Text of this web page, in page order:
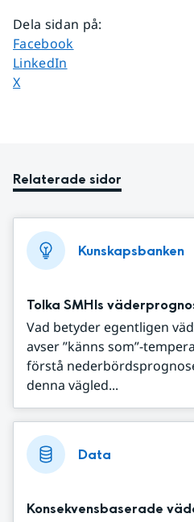
Dela sidan på:
Dela sidan på
Facebook
Dela sidan på
LinkedIn
Dela sidan på
X
Relaterade sidor
Kunskapsbanken
Tolka SMHIs
Vad betyder egentligen
avser ”känns som”-
förstå
denna vägled...
Data
Konsekvensbaserade